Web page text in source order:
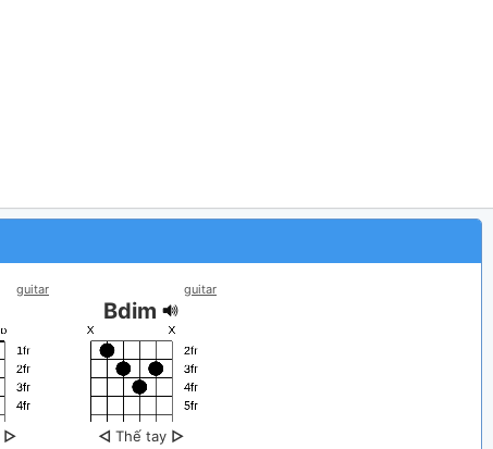
guitar
▷
guitar
Bdim
◁ Thế tay ▷